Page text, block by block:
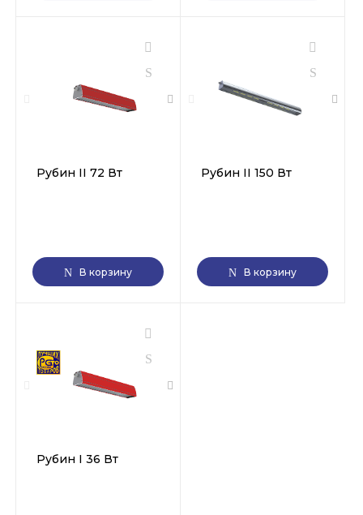
Рубин II 72 Вт
В корзину
Рубин II 150 Вт
В корзину
Рубин I 36 Вт